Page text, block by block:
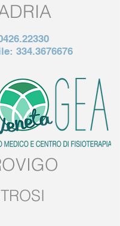
334.3676676
0425.539382
389.5728858